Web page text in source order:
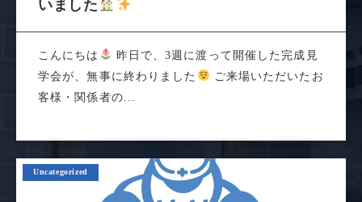
いました
こんにちは
昨日で、3週に渡って開催した完成見
学会が、無事に終わりました
ご来場いただいたお
客様・関係者の...
Uncategorized